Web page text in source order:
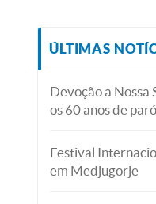
ÚLTIMAS
Devoção a Nossa
os 60 anos de
Festival
em Medjugorje